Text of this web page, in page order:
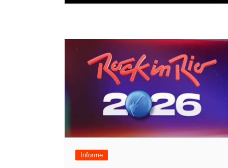
Informe